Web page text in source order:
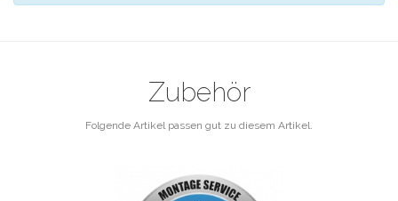
Zubehör
Folgende Artikel passen gut zu diesem Artikel.